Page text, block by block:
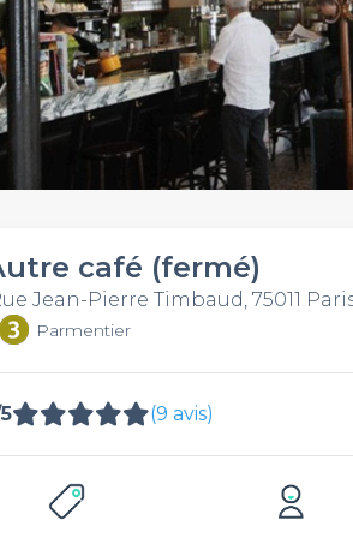
café (fermé)
Jean-Pierre Timbaud, 75011
Parmentier
(9 avis)